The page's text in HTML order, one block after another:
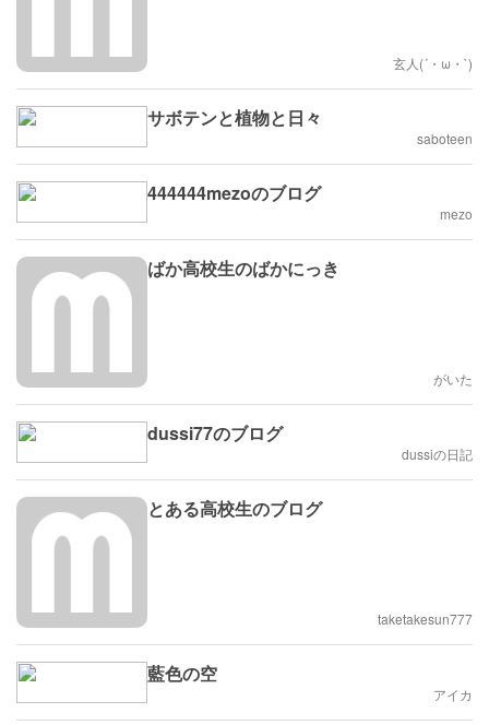
玄人(´・ω・`)
サボテンと植物と日々
saboteen
444444mezoのブログ
mezo
ばか高校生のばかにっき
がいた
dussi77のブログ
dussiの日記
とある高校生のブログ
taketakesun777
藍色の空
アイカ